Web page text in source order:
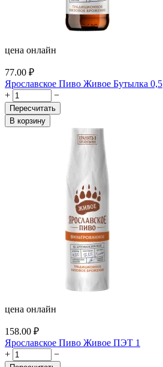
цена онлайн
77.00 ₽
Ярославское Пиво Живое Бутылка 0,5
+
−
Пересчитать
В корзину
цена онлайн
158.00 ₽
Ярославское Пиво Живое ПЭТ 1
+
−